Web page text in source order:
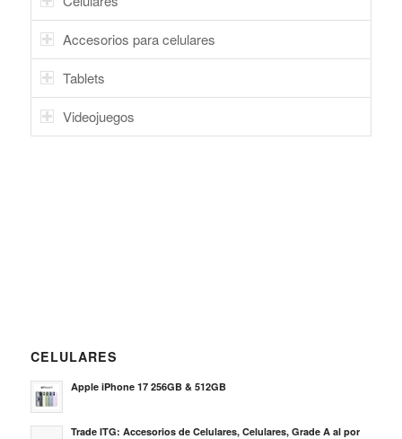
Accesorios para celulares
Tablets
Videojuegos
CELULARES
Apple iPhone 17 256GB & 512GB
Trade ITG: Accesorios de Celulares, Celulares, Grade A al por